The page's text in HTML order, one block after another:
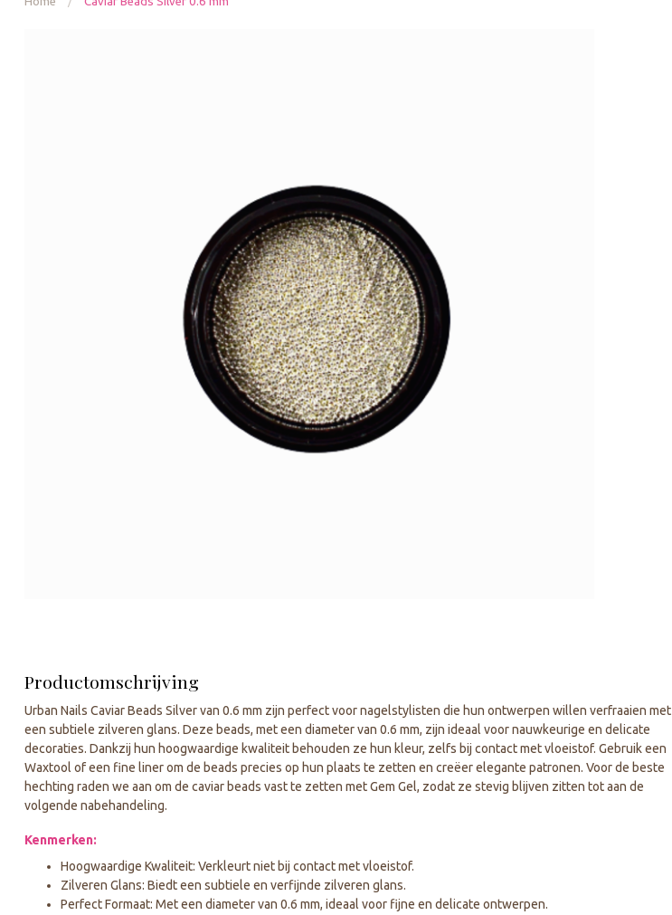
Productomschrijving
Urban Nails Caviar Beads Silver van 0.6 mm zijn perfect voor nagelstylisten die hun ontwerpen willen verfraaien met
een subtiele zilveren glans. Deze beads, met een diameter van 0.6 mm, zijn ideaal voor nauwkeurige en delicate
decoraties. Dankzij hun hoogwaardige kwaliteit behouden ze hun kleur, zelfs bij contact met vloeistof. Gebruik een
Waxtool of een fine liner om de beads precies op hun plaats te zetten en creëer elegante patronen. Voor de beste
hechting raden we aan om de caviar beads vast te zetten met Gem Gel, zodat ze stevig blijven zitten tot aan de
volgende nabehandeling.
Kenmerken:
Hoogwaardige Kwaliteit: Verkleurt niet bij contact met vloeistof.
Zilveren Glans: Biedt een subtiele en verfijnde zilveren glans.
Perfect Formaat: Met een diameter van 0.6 mm, ideaal voor fijne en delicate ontwerpen.